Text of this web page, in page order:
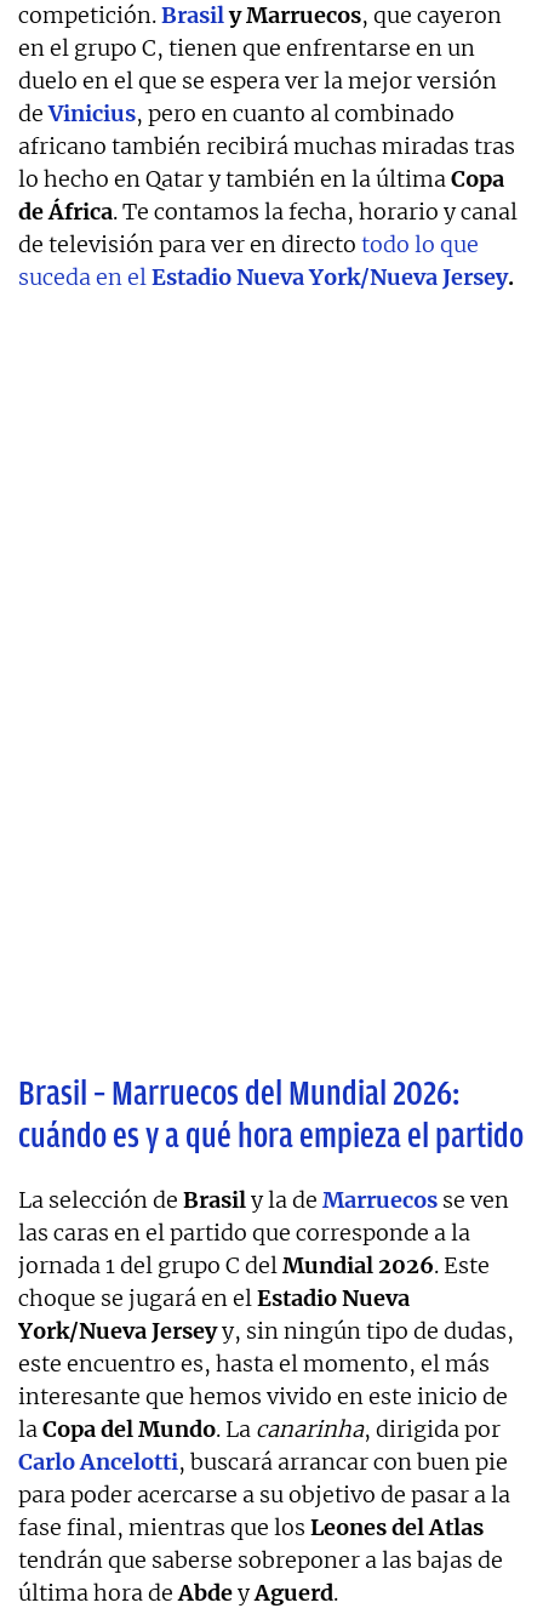
competición.Brasily Marruecos, que cayeron
en el grupo C, tienen que enfrentarse en un
duelo en el que se espera ver la mejor versión
deVinicius, pero en cuanto al combinado
africano también recibirá muchas miradas tras
lo hecho en Qatar y también en la últimaCopa
de África. Te contamos la fecha, horario y canal
de televisión para ver en directo todo lo que
suceda en elEstadio Nueva York/Nueva Jersey.
Brasil – Marruecos del Mundial 2026:
cuándo es y a qué hora empieza el partido
La selección de Brasily la de Marruecos se ven
las caras en el partido que corresponde a la
jornada 1 del grupo C delMundial 2026. Este
choque se jugará en elEstadio Nueva
York/Nueva Jerseyy, sin ningún tipo de dudas,
este encuentro es, hasta el momento, el más
interesante que hemos vivido en este inicio de
laCopa del Mundo. La canarinha, dirigida por
Carlo Ancelotti, buscará arrancar con buen pie
para poder acercarse a su objetivo de pasar a la
fase final, mientras que los Leones del Atlas
tendrán que saberse sobreponer a las bajas de
última hora deAbdeyAguerd.